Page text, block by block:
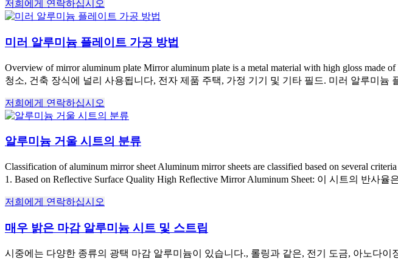
저희에게 연락하십시오
미러 알루미늄 플레이트 가공 방법
Overview of mirror aluminum plate Mirror aluminum plate is a metal material with high gloss made
청소, 건축 장식에 널리 사용됩니다, 전자 제품 주택, 가정 기기 및 기타 필드. 미러 알루미늄
저희에게 연락하십시오
알루미늄 거울 시트의 분류
Classification of aluminum mirror sheet Aluminum mirror sheets are classified based on several
1. Based on Reflective Surface Quality High Reflective Mirror Aluminum Sheet: 이 시트의 반사율
저희에게 연락하십시오
매우 밝은 마감 알루미늄 시트 및 스트립
시중에는 다양한 종류의 광택 마감 알루미늄이 있습니다., 롤링과 같은, 전기 도금, 아노다